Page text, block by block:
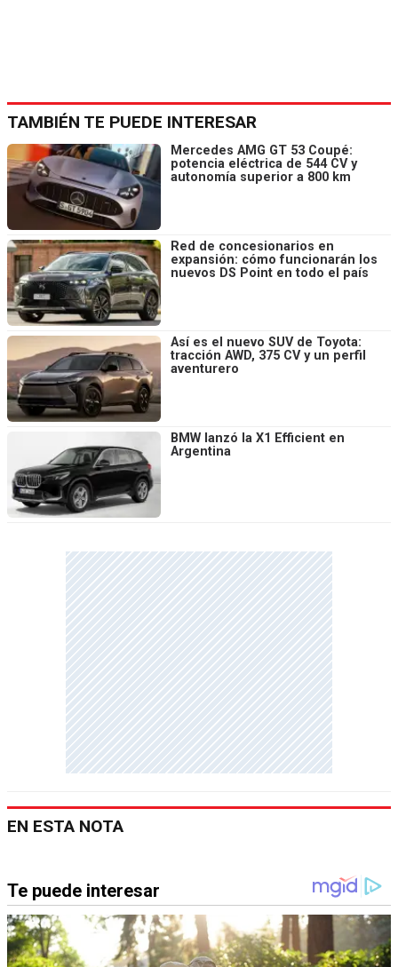
TAMBIÉN TE PUEDE INTERESAR
Mercedes AMG GT 53 Coupé:
potencia eléctrica de 544 CV y
autonomía superior a 800 km
Red de concesionarios en
expansión: cómo funcionarán los
nuevos DS Point en todo el país
Así es el nuevo SUV de Toyota:
tracción AWD, 375 CV y un perfil
aventurero
BMW lanzó la X1 Efficient en
Argentina
EN ESTA NOTA